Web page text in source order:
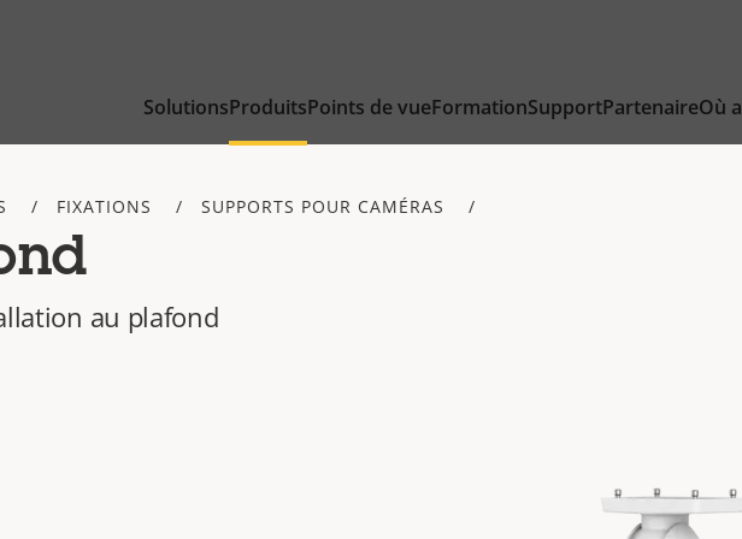
SolutionsProduitsPoints de vueFormationSupportPartenaireOù
FIXATIONS SUPPORTS POUR CAMÉRAS
au plafond